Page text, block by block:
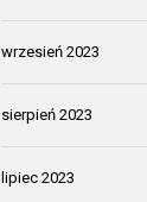
wrzesień 2023
sierpień 2023
lipiec 2023